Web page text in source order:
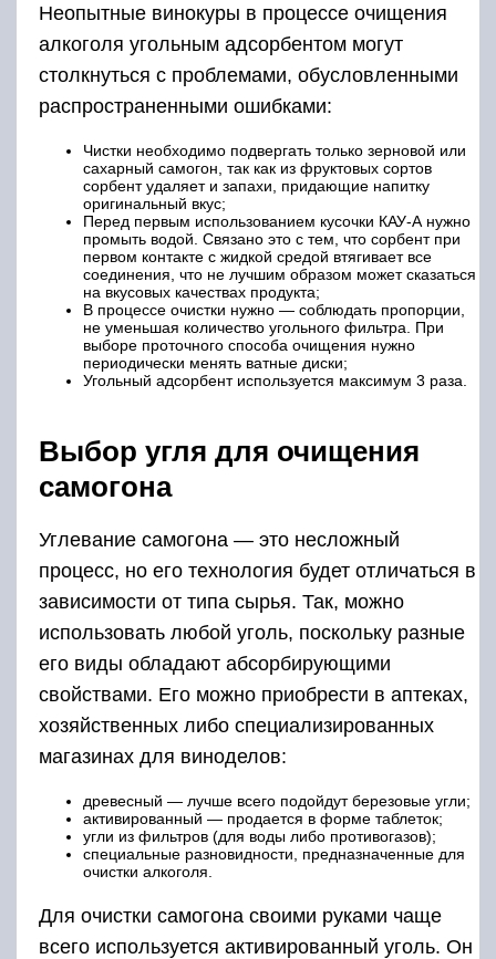
Неопытные винокуры в процессе очищения
алкоголя угольным адсорбентом могут
столкнуться с проблемами, обусловленными
распространенными ошибками:
Чистки необходимо подвергать только зерновой или
сахарный самогон, так как из фруктовых сортов
сорбент удаляет и запахи, придающие напитку
оригинальный вкус;
Перед первым использованием кусочки КАУ-А нужно
промыть водой. Связано это с тем, что сорбент при
первом контакте с жидкой средой втягивает все
соединения, что не лучшим образом может сказаться
на вкусовых качествах продукта;
В процессе очистки нужно — соблюдать пропорции,
не уменьшая количество угольного фильтра. При
выборе проточного способа очищения нужно
периодически менять ватные диски;
Угольный адсорбент используется максимум 3 раза.
Выбор угля для очищения
самогона
Углевание самогона — это несложный
процесс, но его технология будет отличаться в
зависимости от типа сырья. Так, можно
использовать любой уголь, поскольку разные
его виды обладают абсорбирующими
свойствами. Его можно приобрести в аптеках,
хозяйственных либо специализированных
магазинах для виноделов:
древесный — лучше всего подойдут березовые угли;
активированный — продается в форме таблеток;
угли из фильтров (для воды либо противогазов);
специальные разновидности, предназначенные для
очистки алкоголя.
Для очистки самогона своими руками чаще
всего используется активированный уголь. Он